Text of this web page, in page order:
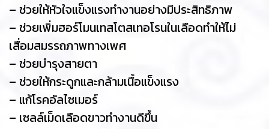
– ช่วยให้หัวใจแข็งแรงทำงานอย่างมีประสิทธิภาพ
– ช่วยเพิ่มฮอร์โมนเทสโตสเทอโรนในเลือดทำให้ไม่
เสื่อมสมรรถภาพทางเพศ
– ช่วยบำรุงสายตา
– ช่วยให้กระดูกและกล้ามเนื้อแข็งแรง
– แก้โรคอัลไซเมอร์
– เซลล์เม็ดเลือดขาวทำงานดีขึ้น